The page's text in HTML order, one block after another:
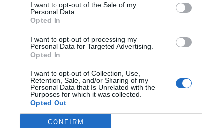
I want to opt-out of the Sale of my
Personal Data.
Opted In
I want to opt-out of processing my
Personal Data for Targeted Advertising.
Opted In
I want to opt-out of Collection, Use,
Retention, Sale, and/or Sharing of my
Personal Data that Is Unrelated with the
Purposes for which it was collected.
Opted Out
CONFIRM
Il materiale (testo, foto e video) consultabile in questo portale è di nostra proprietà.
Alcune foto (screenshot) ed articoli presenti su "Juventus Magazine" sono in parte giunti
da internet, in quanto arrivati alla nostra attenzione attraverso regolari comunicati
stampa con immagini e testi allegati ed autorizzati alla pubblicazione, e quindi valutati
di pubblico dominio. Se i soggetti o gli autori avessero qualcosa in contrario alla
pubblicazione, non avranno che da segnalarlo alla redazione (indirizzo email:
redazione@napolimagazine.com), che provvederà prontamente alla rimozione.